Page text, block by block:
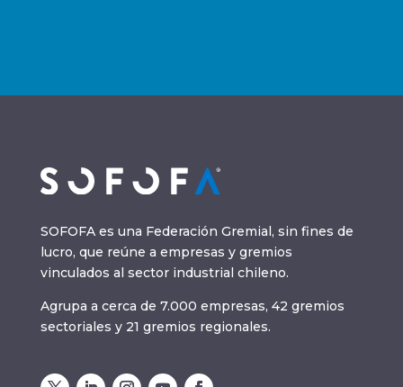
SOFOFA es una Federación Gremial, sin fines de
lucro, que reúne a empresas y gremios
vinculados al sector industrial chileno.
Agrupa a cerca de 7.000 empresas, 42 gremios
sectoriales y 21 gremios regionales.